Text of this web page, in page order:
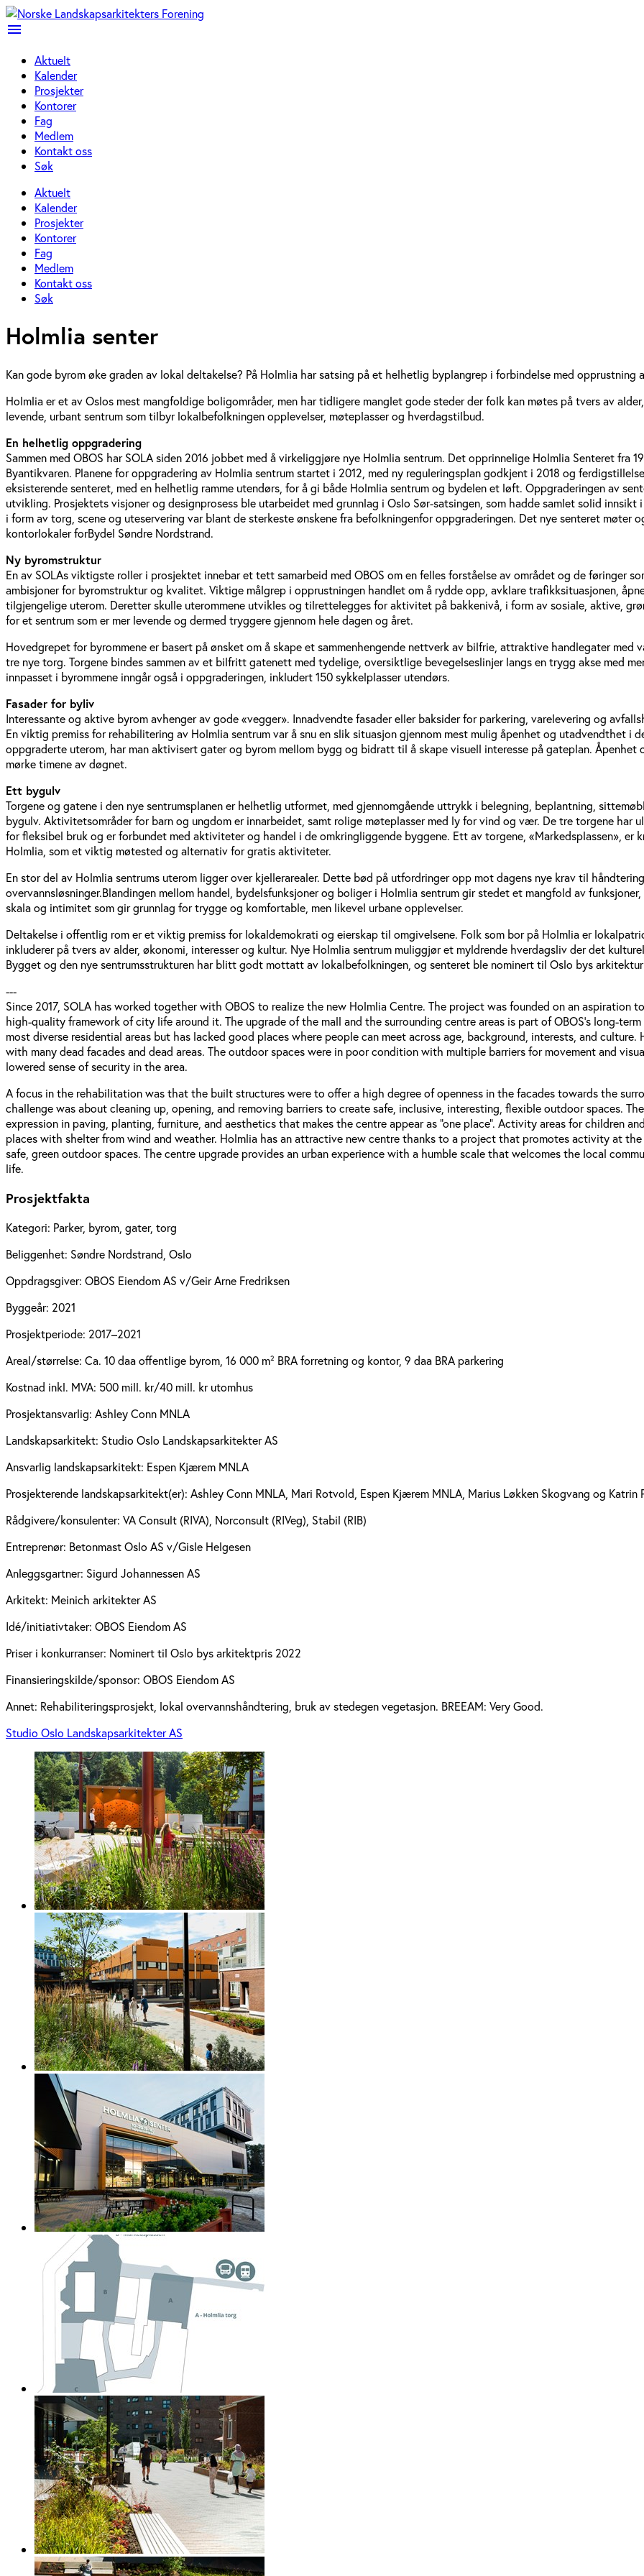
menu
Aktuelt
Kalender
Prosjekter
Kontorer
Fag
Medlem
Kontakt oss
Søk
Aktuelt
Kalender
Prosjekter
Kontorer
Fag
Medlem
Kontakt oss
Søk
Holmlia senter
Kan gode byrom øke graden av lokal deltakelse? På Holmlia har satsing på et helhetlig byplangrep i forbindelse med
Holmlia er et av Oslos mest mangfoldige boligområder, men har tidligere manglet gode steder der folk kan møtes på tvers av
levende, urbant sentrum som tilbyr lokalbefolkningen opplevelser, møteplasser og hverdagstilbud.
En helhetlig oppgradering
Sammen med OBOS har SOLA siden 2016 jobbet med å virkeliggjøre nye Holmlia sentrum. Det opprinnelige Holmlia Senteret
Byantikvaren. Planene for oppgradering av Holmlia sentrum startet i 2012, med ny reguleringsplan godkjent i 2018 og
eksisterende senteret, med en helhetlig ramme utendørs, for å gi både Holmlia sentrum og bydelen et løft. Oppgraderingen av
utvikling. Prosjektets visjoner og designprosess ble utarbeidet med grunnlag i Oslo Sør-satsingen, som hadde samlet solid
i form av torg, scene og uteservering var blant de sterkeste ønskene fra befolkningenfor oppgraderingen. Det nye senteret
kontorlokaler forBydel Søndre Nordstrand.
Ny byromstruktur
En av SOLAs viktigste roller i prosjektet innebar et tett samarbeid med OBOS om en felles forståelse av området og de føringer
ambisjoner for byromstruktur og kvalitet. Viktige målgrep i opprustningen handlet om å rydde opp, avklare trafikksituasjonen,
tilgjengelige uterom. Deretter skulle uterommene utvikles og tilrettelegges for aktivitet på bakkenivå, i form av sosiale, aktive,
for et sentrum som er mer levende og dermed tryggere gjennom hele dagen og året.
Hovedgrepet for byrommene er basert på ønsket om å skape et sammenhengende nettverk av bilfrie, attraktive handlegater
tre nye torg. Torgene bindes sammen av et bilfritt gatenett med tydelige, oversiktlige bevegelseslinjer langs en trygg akse med
innpasset i byrommene inngår også i oppgraderingen, inkludert 150 sykkelplasser utendørs.
Fasader for byliv
Interessante og aktive byrom avhenger av gode «vegger». Innadvendte fasader eller baksider for parkering, varelevering og
En viktig premiss for rehabilitering av Holmlia sentrum var å snu en slik situasjon gjennom mest mulig åpenhet og utadvendthet i
oppgraderte uterom, har man aktivisert gater og byrom mellom bygg og bidratt til å skape visuell interesse på gateplan.
mørke timene av døgnet.
Ett bygulv
Torgene og gatene i den nye sentrumsplanen er helhetlig utformet, med gjennomgående uttrykk i belegning, beplantning,
bygulv. Aktivitetsområder for barn og ungdom er innarbeidet, samt rolige møteplasser med ly for vind og vær. De tre torgene har
for fleksibel bruk og er forbundet med aktiviteter og handel i de omkringliggende byggene. Ett av torgene, «Markedsplassen»,
Holmlia, som et viktig møtested og alternativ for gratis aktiviteter.
En stor del av Holmlia sentrums uterom ligger over kjellerarealer. Dette bød på utfordringer opp mot dagens nye krav til
overvannsløsninger.Blandingen mellom handel, bydelsfunksjoner og boliger i Holmlia sentrum gir stedet et mangfold av
skala og intimitet som gir grunnlag for trygge og komfortable, men likevel urbane opplevelser.
Deltakelse i offentlig rom er et viktig premiss for lokaldemokrati og eierskap til omgivelsene. Folk som bor på Holmlia er
inkluderer på tvers av alder, økonomi, interesser og kultur. Nye Holmlia sentrum muliggjør et myldrende hverdagsliv der det
Bygget og den nye sentrumsstrukturen har blitt godt mottatt av lokalbefolkningen, og senteret ble nominert til Oslo bys
---
Since 2017, SOLA has worked together with OBOS to realize the new Holmlia Centre. The project was founded on an aspiration
high-quality framework of city life around it. The upgrade of the mall and the surrounding centre areas is part of OBOS’s long-
most diverse residential areas but has lacked good places where people can meet across age, background, interests, and
with many dead facades and dead areas. The outdoor spaces were in poor condition with multiple barriers for movement and
lowered sense of security in the area.
A focus in the rehabilitation was that the built structures were to offer a high degree of openness in the facades towards the
challenge was about cleaning up, opening, and removing barriers to create safe, inclusive, interesting, flexible outdoor spaces.
expression in paving, planting, furniture, and aesthetics that makes the centre appear as “one place”. Activity areas for children
places with shelter from wind and weather. Holmlia has an attractive new centre thanks to a project that promotes activity at
safe, green outdoor spaces. The centre upgrade provides an urban experience with a humble scale that welcomes the local
life.
Prosjektfakta
Kategori: Parker, byrom, gater, torg
Beliggenhet: Søndre Nordstrand, Oslo
Oppdragsgiver: OBOS Eiendom AS v/Geir Arne Fredriksen
Byggeår: 2021
Prosjektperiode: 2017–2021
Areal/størrelse: Ca. 10 daa offentlige byrom, 16 000 m² BRA forretning og kontor, 9 daa BRA parkering
Kostnad inkl. MVA: 500 mill. kr/40 mill. kr utomhus
Prosjektansvarlig: Ashley Conn MNLA
Landskapsarkitekt: Studio Oslo Landskapsarkitekter AS
Ansvarlig landskapsarkitekt: Espen Kjærem MNLA
Prosjekterende landskapsarkitekt(er): Ashley Conn MNLA, Mari Rotvold, Espen Kjærem MNLA, Marius Løkken Skogvang og Katrin
Rådgivere/konsulenter: VA Consult (RIVA), Norconsult (RIVeg), Stabil (RIB)
Entreprenør: Betonmast Oslo AS v/Gisle Helgesen
Anleggsgartner: Sigurd Johannessen AS
Arkitekt: Meinich arkitekter AS
Idé/initiativtaker: OBOS Eiendom AS
Priser i konkurranser: Nominert til Oslo bys arkitektpris 2022
Finansieringskilde/sponsor: OBOS Eiendom AS
Annet: Rehabiliteringsprosjekt, lokal overvannshåndtering, bruk av stedegen vegetasjon. BREEAM: Very Good.
Studio Oslo Landskapsarkitekter AS